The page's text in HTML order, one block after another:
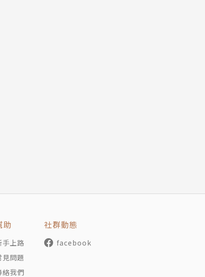
助
手上路
見問題
絡我們
社群動態
facebook